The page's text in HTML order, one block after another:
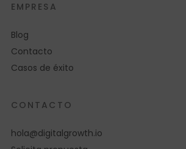
EMPRESA
Blog
Contacto
Casos de éxito
CONTACTO
hola@digitalgrowth.io